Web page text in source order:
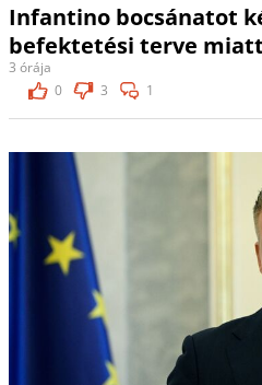
Infantino bocsánatot
befektetési terve miatt
3 órája
0
3 1